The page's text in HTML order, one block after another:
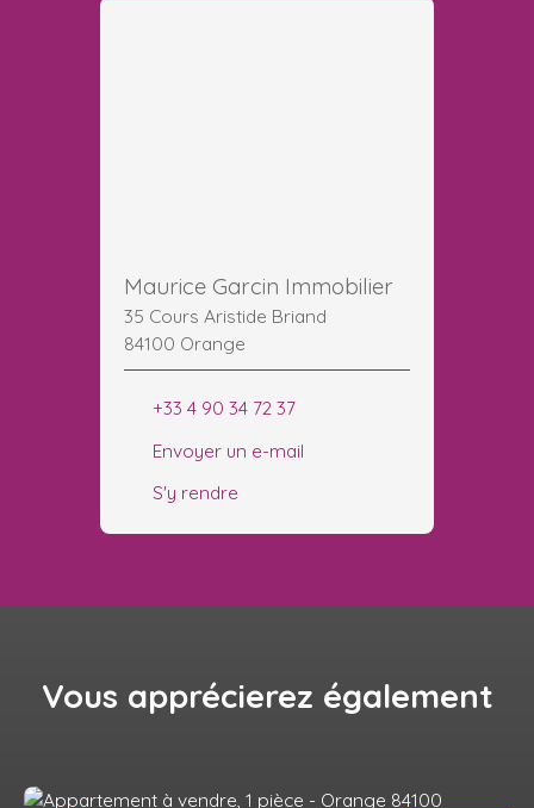
Maurice Garcin Immobilier
35 Cours Aristide Briand
84100 Orange
+33 4 90 34 72 37
Envoyer un e-mail
S'y rendre
Vous apprécierez également